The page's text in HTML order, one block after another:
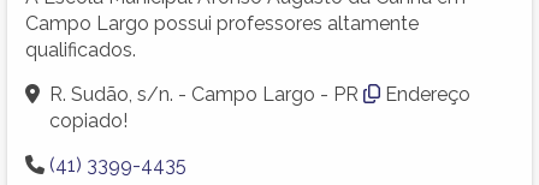
Campo Largo possui professores altamente
qualificados.
R. Sudão, s/n. - Campo Largo - PR
Endereço
copiado!
(41) 3399-4435